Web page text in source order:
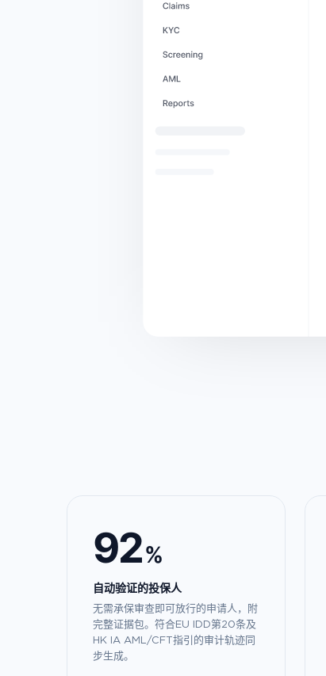
92%
自动验证的投保人
无需承保审查即可放行的申请人，附
完整证据包。符合EU IDD第20条及
HK IA AML/CFT指引的审计轨迹同
步生成。